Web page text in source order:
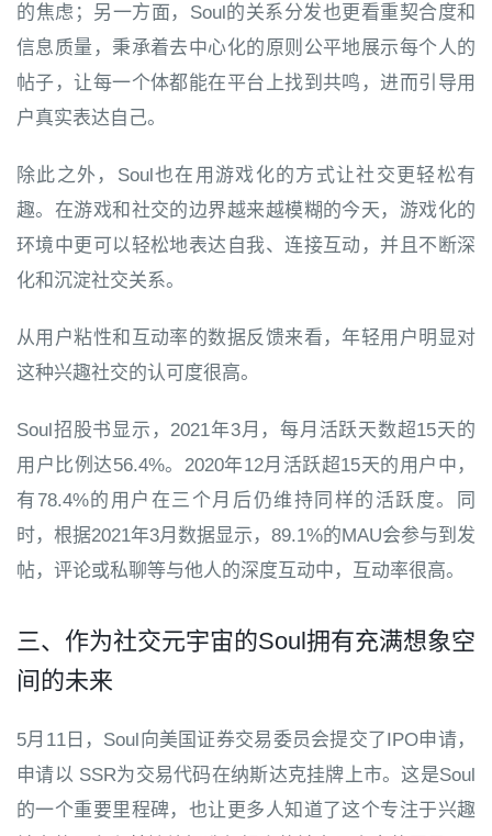
的焦虑；另一方面，Soul的关系分发也更看重契合度和
信息质量，秉承着去中心化的原则公平地展示每个人的
帖子，让每一个体都能在平台上找到共鸣，进而引导用
户真实表达自己。
除此之外，Soul也在用游戏化的方式让社交更轻松有
趣。在游戏和社交的边界越来越模糊的今天，游戏化的
环境中更可以轻松地表达自我、连接互动，并且不断深
化和沉淀社交关系。
从用户粘性和互动率的数据反馈来看，年轻用户明显对
这种兴趣社交的认可度很高。
Soul招股书显示，2021年3月，每月活跃天数超15天的
用户比例达56.4%。2020年12月活跃超15天的用户中，
有78.4%的用户在三个月后仍维持同样的活跃度。同
时，根据2021年3月数据显示，89.1%的MAU会参与到发
帖，评论或私聊等与他人的深度互动中，互动率很高。
三、作为社交元宇宙的Soul拥有充满想象空
间的未来
5月11日，Soul向美国证券交易委员会提交了IPO申请，
申请以 SSR为交易代码在纳斯达克挂牌上市。这是Soul
的一个重要里程碑，也让更多人知道了这个专注于兴趣